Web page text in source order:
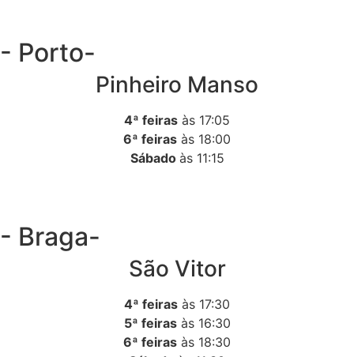
- Porto-
Pinheiro Manso
4ª feiras às 17:05
6ª feiras às 18:00
Sábado às 11:15
- Braga-
São Vitor
4ª feiras às 17:30
5ª feirasàs 16:30
6ª feiras às 18:30